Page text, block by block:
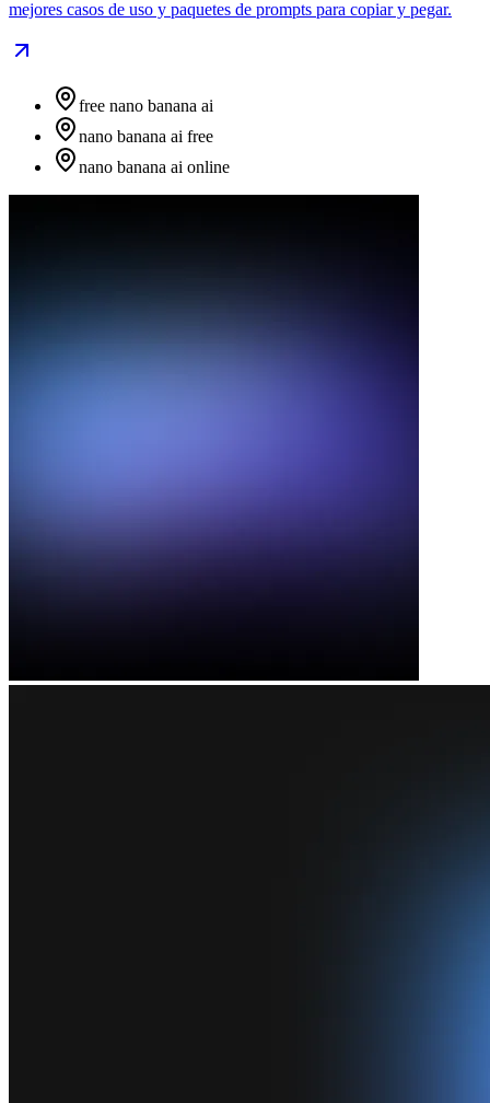
mejores casos de uso y paquetes de prompts para copiar y pegar.
free nano banana ai
nano banana ai free
nano banana ai online